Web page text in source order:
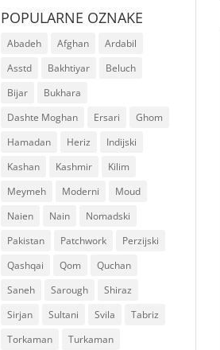
POPULARNE OZNAKE
Abadeh Afghan
Ardabil
Asstd
Bakhtiyar
Beluch
Bijar
Bukhara
Dashte Moghan
Ersari
Ghom
Hamadan
Heriz
Indijski
Kashan
Kashmir
Kilim
Meymeh
Moderni
Moud
Naien
Nain
Nomadski
Pakistan
Patchwork
Perzijski
Qashqai
Qom
Quchan
Saneh
Sarough
Shiraz
Sirjan
Sultani Svila
Tabriz
Torkaman
Turkaman